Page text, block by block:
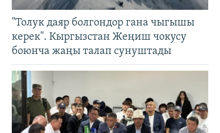
"Толук даяр болгондор гана чыгышы
керек". Кыргызстан Жеңиш чокусу
боюнча жаңы талап сунуштады